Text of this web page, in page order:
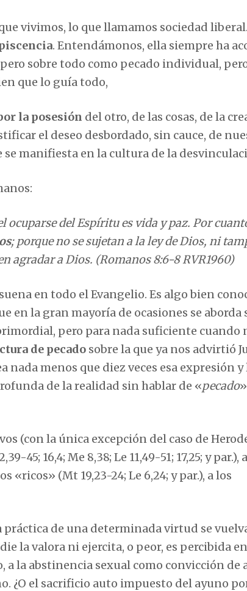
vivimos, lo que llamamos sociedad
. Entendámonos, ella siempre ha
sobre todo como pecado individual,
que lo guía todo,
la posesión del otro, de las cosas, de la
el deseo desbordado, sin cauce, de
se manifiesta en la cultura de la
ocuparse del Espíritu es vida y paz. Por
; porque no se sujetan a la ley de Dios, ni
agradar a Dios. (Romanos 8:6-8 RVR1960)
en todo el Evangelio. Es algo bien
en la gran mayoría de ocasiones se aborda
pero para nada suficiente cuando
de pecado sobre la que ya nos advirtió
nada menos que diez veces esa expresión y
de la realidad sin hablar de «pecado
(con la única excepción del caso de
45; 16,4; Me 8,38; Le 11,49-51; 17,25; y par.),
«ricos» (Mt 19,23-24; Le 6,24; y par.), a los
práctica de una determinada virtud se
la valora ni ejercita, o peor, es percibida
a la abstinencia sexual como convicción de
¿O el sacrificio auto impuesto del ayuno